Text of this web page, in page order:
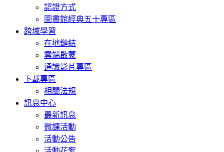
認證方式
圖書館經典五十專區
跨域學習
在地鏈結
雲端啟蒙
通識影片專區
下載專區
相關法規
訊息中心
最新訊息
微課活動
活動公告